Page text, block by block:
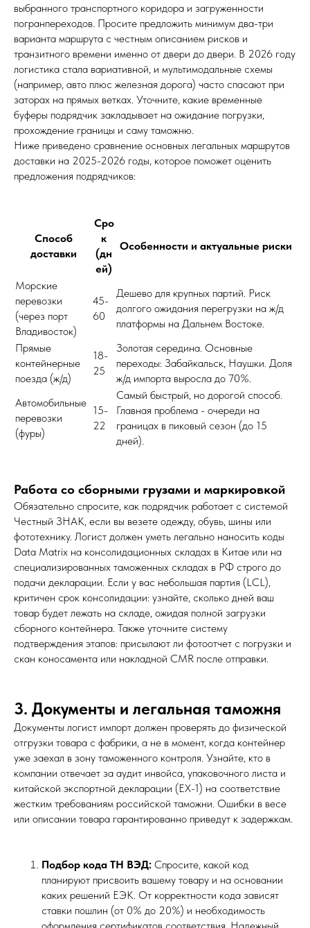
выбранного транспортного коридора и загруженности
погранпереходов. Просите предложить минимум два-три
варианта маршрута с честным описанием рисков и
транзитного времени именно от двери до двери. В 2026 году
логистика стала вариативной, и мультимодальные схемы
(например, авто плюс железная дорога) часто спасают при
заторах на прямых ветках. Уточните, какие временные
буферы подрядчик закладывает на ожидание погрузки,
прохождение границы и саму таможню.
Ниже приведено сравнение основных легальных маршрутов
доставки на 2025-2026 годы, которое поможет оценить
предложения подрядчиков:
Способ
доставки
Сро
к
(дн
ей)
Особенности и актуальные риски
Морские
перевозки
(через порт
Владивосток)
45-
60
Дешево для крупных партий. Риск
долгого ожидания перегрузки на ж/д
платформы на Дальнем Востоке.
Прямые
контейнерные
поезда (ж/д)
18-
25
Золотая середина. Основные
переходы: Забайкальск, Наушки. Доля
ж/д импорта выросла до 70%.
Автомобильные
перевозки
(фуры)
15-
22
Самый быстрый, но дорогой способ.
Главная проблема - очереди на
границах в пиковый сезон (до 15
дней).
Работа со сборными грузами и маркировкой
Обязательно спросите, как подрядчик работает с системой
Честный ЗНАК, если вы везете одежду, обувь, шины или
фототехнику. Логист должен уметь легально наносить коды
Data Matrix на консолидационных складах в Китае или на
специализированных таможенных складах в РФ строго до
подачи декларации. Если у вас небольшая партия (LCL),
критичен срок консолидации: узнайте, сколько дней ваш
товар будет лежать на складе, ожидая полной загрузки
сборного контейнера. Также уточните систему
подтверждения этапов: присылают ли фотоотчет с погрузки и
скан коносамента или накладной CMR после отправки.
3. Документы и легальная таможня
Документы логист импорт должен проверять до физической
отгрузки товара с фабрики, а не в момент, когда контейнер
уже заехал в зону таможенного контроля. Узнайте, кто в
компании отвечает за аудит инвойса, упаковочного листа и
китайской экспортной декларации (EX-1) на соответствие
жестким требованиям российской таможни. Ошибки в весе
или описании товара гарантированно приведут к задержкам.
Подбор кода ТН ВЭД: Спросите, какой код
планируют присвоить вашему товару и на основании
каких решений ЕЭК. От корректности кода зависят
ставки пошлин (от 0% до 20%) и необходимость